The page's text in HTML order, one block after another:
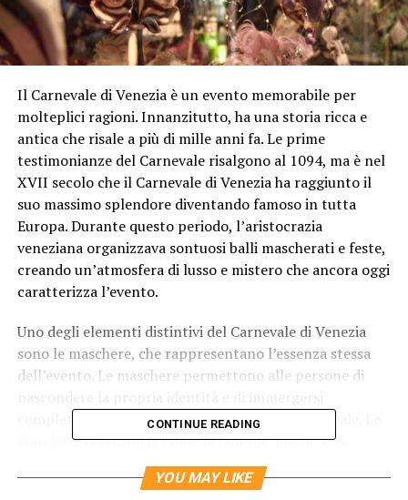
Il Carnevale di Venezia è un evento memorabile per
molteplici ragioni. Innanzitutto, ha una storia ricca e
antica che risale a più di mille anni fa. Le prime
testimonianze del Carnevale risalgono al 1094, ma è nel
XVII secolo che il Carnevale di Venezia ha raggiunto il
suo massimo splendore diventando famoso in tutta
Europa. Durante questo periodo, l’aristocrazia
veneziana organizzava sontuosi balli mascherati e feste,
creando un’atmosfera di lusso e mistero che ancora oggi
caratterizza l’evento.
Uno degli elementi distintivi del Carnevale di Venezia
sono le maschere, che rappresentano l’essenza stessa
dell’evento. Le maschere permettono alle persone di
completamente nel mondo incantato del Carnevale. Le
maschere tradizionali come la famosa “Bauta” o la
“Moretta” sono diventate simboli riconoscibili del
Carnevale e contribuiscono a creare un’atmosfera unica
CONTINUE READING
YOU MAY LIKE